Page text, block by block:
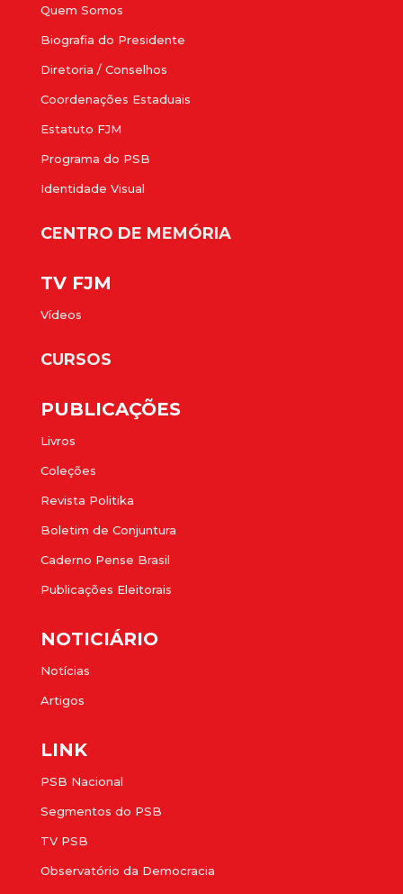
Quem Somos
Biografia do Presidente
Diretoria / Conselhos
Coordenações Estaduais
Estatuto FJM
Programa do PSB
Identidade Visual
CENTRO DE MEMÓRIA
TV FJM
Vídeos
CURSOS
PUBLICAÇÕES
Livros
Coleções
Revista Politika
Boletim de Conjuntura
Caderno Pense Brasil
Publicações Eleitorais
NOTICIÁRIO
Notícias
Artigos
LINK
PSB Nacional
Segmentos do PSB
TV PSB
Observatório da Democracia